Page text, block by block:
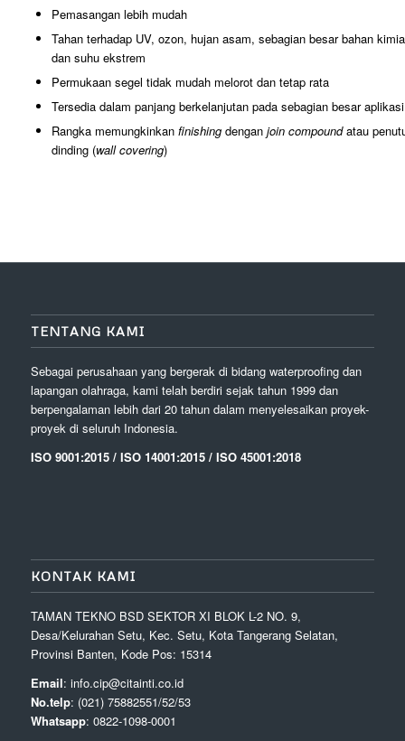
Pemasangan lebih mudah
Tahan terhadap UV, ozon, hujan asam, sebagian besar bahan
dan suhu ekstrem
Permukaan segel tidak mudah melorot dan tetap rata
Tersedia dalam panjang berkelanjutan pada sebagian besar aplikasi
Rangka memungkinkan finishingdengan join compoundatau
dinding (wall covering)
TENTANG KAMI
Sebagai perusahaan yang bergerak di bidang waterproofing dan
lapangan olahraga, kami telah berdiri sejak tahun 1999 dan
berpengalaman lebih dari 20 tahun dalam menyelesaikan proyek-
proyek di seluruh Indonesia.
ISO 9001:2015 / ISO 14001:2015 / ISO 45001:2018
KONTAK KAMI
TAMAN TEKNO BSD SEKTOR XI BLOK L-2 NO. 9,
Desa/Kelurahan Setu, Kec. Setu, Kota Tangerang Selatan,
Provinsi Banten, Kode Pos: 15314
Email: info.cip@citainti.co.id
No.telp: (021) 75882551/52/53
Whatsapp: 0822-1098-0001